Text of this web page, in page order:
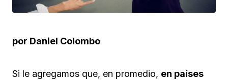
por Daniel Colombo
Si le agregamos que, en promedio, en países